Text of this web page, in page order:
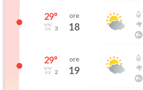
29°
3
ore
18
29°
2
ore
19